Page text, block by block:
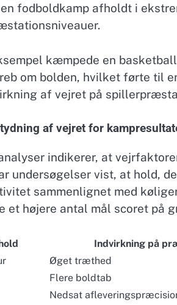
fodboldkamp afholdt i
kæmpede en
om bolden, hvilket førte til
af vejret på
af vejret for
indikerer, at
undersøgelser vist, at hold,
sammenlignet med
et højere antal mål scoret på
Indvirkning på
Øget træthed
Flere boldtab
Nedsat